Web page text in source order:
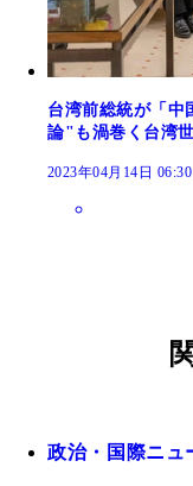
台湾前総統が「
論"も渦巻く台湾
2023年04月14日 06:30
政治・国際ニュ